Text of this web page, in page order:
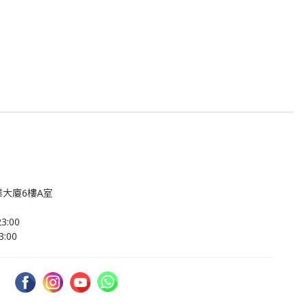
廈6樓A室